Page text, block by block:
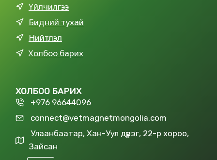
Үйлчилгээ
Бидний тухай
Нийтлэл
Холбоо барих
ХОЛБОО БАРИХ
+976 96644096
connect@vetmagnetmongolia.com
Улаанбаатар, Хан-Уул дүүрэг, 22-р хороо,
Зайсан